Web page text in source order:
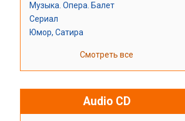
Музыка. Опера. Балет
Сериал
Юмор, Сатира
Смотреть все
Audio CD